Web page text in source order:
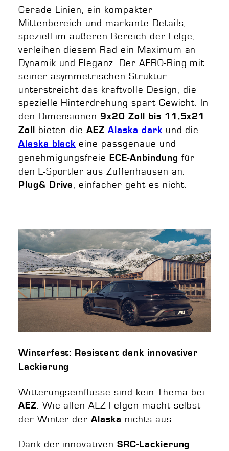
Gerade Linien, ein kompakter
Mittenbereich und markante Details,
speziell im äußeren Bereich der Felge,
verleihen diesem Rad ein Maximum an
Dynamik und Eleganz. Der AERO-Ring mit
seiner asymmetrischen Struktur
unterstreicht das kraftvolle Design, die
spezielle Hinterdrehung spart Gewicht. In
den Dimensionen 9x20 Zoll bis 11,5x21
Zoll
bieten dieAEZAlaska dark und die
Alaska black eine passgenaue und
genehmigungsfreie ECE-Anbindung für
den E-Sportler aus Zuffenhausen an.
Plug& Drive, einfacher geht es nicht.
Winterfest: Resistent dank innovativer
Lackierung
Witterungseinflüsse sind kein Thema bei
AEZ. Wie allen AEZ-Felgen macht selbst
der Winter derAlaska nichts aus.
Dank der innovativenSRC-Lackierung